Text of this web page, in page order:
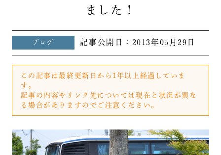
ました！
ブログ 記事公開日： 2013年05月29日
この記事は最終更新日から1年以上経過していま
す。
記事の内容やリンク先については現在と状況が異な
る場合がありますのでご注意ください。